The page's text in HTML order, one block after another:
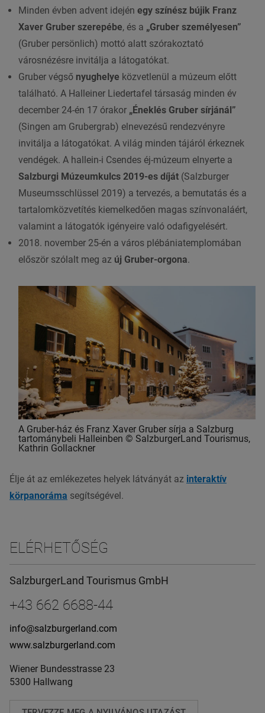
Minden évben advent idején egy színész bújik Franz
Xaver Gruber szerepébe, és a „Gruber személyesen”
(Gruber persönlich) mottó alatt szórakoztató
városnézésre invitálja a látogatókat.
Gruber végső nyughelye közvetlenül a múzeum előtt
található. A Halleiner Liedertafel társaság minden év
december 24-én 17 órakor „Éneklés Gruber sírjánál”
(Singen am Grubergrab) elnevezésű rendezvényre
invitálja a látogatókat. A világ minden tájáról érkeznek
vendégek. A hallein-i Csendes éj-múzeum elnyerte a
Salzburgi Múzeumkulcs 2019-es díját (Salzburger
Museumsschlüssel 2019) a tervezés, a bemutatás és a
tartalomközvetítés kiemelkedően magas színvonaláért,
valamint a látogatók igényeire való odafigyelésért.
2018. november 25-én a város plébániatemplomában
először szólalt meg az új Gruber-orgona.
A Gruber-ház és Franz Xaver Gruber sírja a Salzburg
tartománybeli Halleinben © SalzburgerLand Tourismus,
Kathrin Gollackner
Élje át az emlékezetes helyek látványát az interaktív
körpanoráma segítségével.
ELÉRHETŐSÉG
SalzburgerLand Tourismus GmbH
+43 662 6688-44
info@salzburgerland.com
www.salzburgerland.com
Wiener Bundesstrasse 23
5300 Hallwang